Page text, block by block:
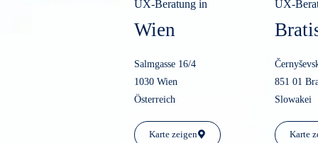
Zwei Standorte, ein Ziel
UX-Beratung vor